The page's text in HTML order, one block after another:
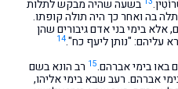
בשעה שהיה מבקש לתלות
בה ואחר כך היה תולה קופתו.
אלא בימי בני אדם גיבורים שהן
עליהם: "נותן ליעף כח".14
באו בימי אברהם.15 רב הונא בשם
אברהם. רעב שבא בימי אליהו,